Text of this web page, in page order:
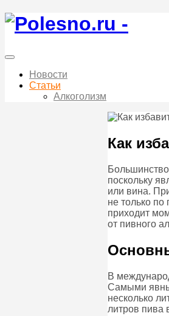
Новости
Статьи
Алкоголизм
Как
поскольку
или вина.
не только по
приходит
от пивного
В
Самыми
несколько
литров пива